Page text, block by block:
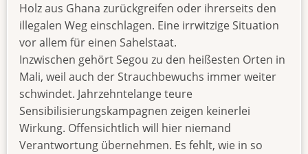
Holz aus Ghana zurückgreifen oder ihrerseits den
illegalen Weg einschlagen. Eine irrwitzige Situation
vor allem für einen Sahelstaat.
Inzwischen gehört Segou zu den heißesten Orten in
Mali, weil auch der Strauchbewuchs immer weiter
schwindet. Jahrzehntelange teure
Sensibilisierungskampagnen zeigen keinerlei
Wirkung. Offensichtlich will hier niemand
Verantwortung übernehmen. Es fehlt, wie in so